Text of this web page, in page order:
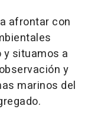
afrontar con
situamos a
y
marinos del